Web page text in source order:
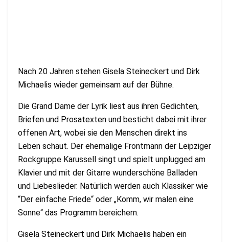
Nach 20 Jahren stehen Gisela Steineckert und Dirk
Michaelis wieder gemeinsam auf der Bühne.
Die Grand Dame der Lyrik liest aus ihren Gedichten,
Briefen und Prosatexten und besticht dabei mit ihrer
offenen Art, wobei sie den Menschen direkt ins
Leben schaut. Der ehemalige Frontmann der Leipziger
Rockgruppe Karussell singt und spielt unplugged am
Klavier und mit der Gitarre wunderschöne Balladen
und Liebeslieder. Natürlich werden auch Klassiker wie
“Der einfache Friede“ oder „Komm, wir malen eine
Sonne“ das Programm bereichern.
Gisela Steineckert und Dirk Michaelis haben ein